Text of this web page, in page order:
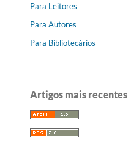
Para Leitores
Para Autores
Para Bibliotecários
Artigos mais recentes